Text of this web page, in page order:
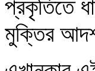
প্রকৃতিতে
মুক্তির